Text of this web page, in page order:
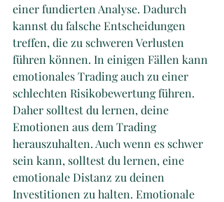
einer fundierten Analyse. Dadurch
kannst du falsche Entscheidungen
treffen, die zu schweren Verlusten
führen können. In einigen Fällen kann
emotionales Trading auch zu einer
schlechten Risikobewertung führen.
Daher solltest du lernen, deine
Emotionen aus dem Trading
herauszuhalten. Auch wenn es schwer
sein kann, solltest du lernen, eine
emotionale Distanz zu deinen
Investitionen zu halten. Emotionale